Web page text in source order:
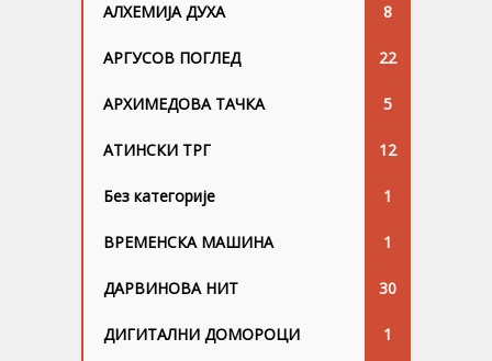
АЛХЕМИЈА ДУХА 8
АРГУСОВ ПОГЛЕД 22
АРХИМЕДОВА ТАЧКА 5
АТИНСКИ ТРГ 12
Без категорије 1
ВРЕМЕНСКА МАШИНА 1
ДАРВИНОВА НИТ 30
ДИГИТАЛНИ ДОМОРОЦИ 1